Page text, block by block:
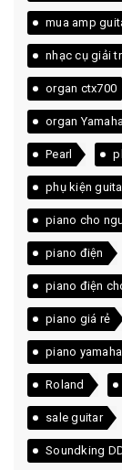
mua amp
nhạc cụ giải
organ ctx700
organ
Pearl
phụ kiện
piano cho
piano điện
piano điện
piano giá rẻ
piano yamaha
Roland
sale guitar
Soundking